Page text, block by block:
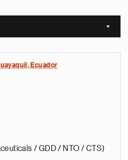
Sort
Ecuador
/ GDD / NTO / CTS)